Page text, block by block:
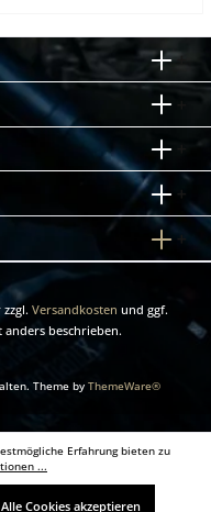
Versandkosten und ggf.
beschrieben.
Theme by ThemeWare®
Erfahrung bieten zu
...
Alle Cookies akzeptieren